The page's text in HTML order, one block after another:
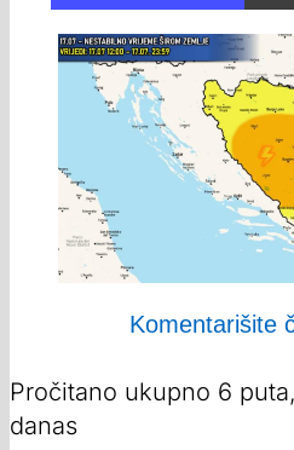
Komentarišite
Pročitano ukupno 6
danas